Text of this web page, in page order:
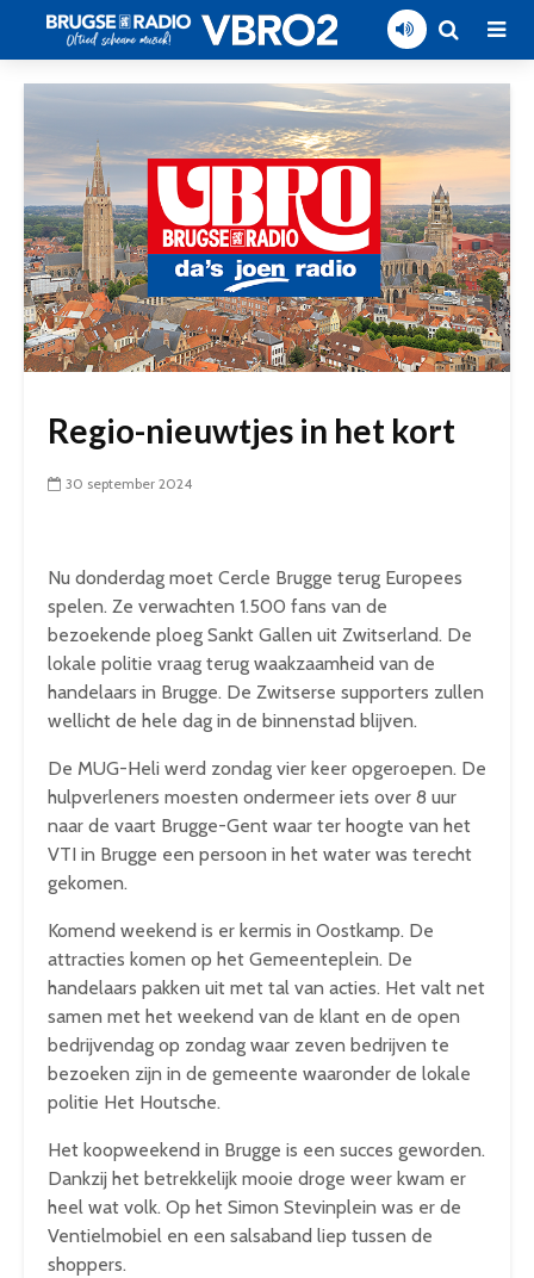
Regio-nieuwtjes in het kort
30 september 2024
Nu donderdag moet Cercle Brugge terug Europees
spelen. Ze verwachten 1.500 fans van de
bezoekende ploeg Sankt Gallen uit Zwitserland. De
lokale politie vraag terug waakzaamheid van de
handelaars in Brugge. De Zwitserse supporters zullen
wellicht de hele dag in de binnenstad blijven.
De MUG-Heli werd zondag vier keer opgeroepen. De
hulpverleners moesten ondermeer iets over 8 uur
naar de vaart Brugge-Gent waar ter hoogte van het
VTI in Brugge een persoon in het water was terecht
gekomen.
Komend weekend is er kermis in Oostkamp. De
attracties komen op het Gemeenteplein. De
handelaars pakken uit met tal van acties. Het valt net
samen met het weekend van de klant en de open
bedrijvendag op zondag waar zeven bedrijven te
bezoeken zijn in de gemeente waaronder de lokale
politie Het Houtsche.
Het koopweekend in Brugge is een succes geworden.
Dankzij het betrekkelijk mooie droge weer kwam er
heel wat volk. Op het Simon Stevinplein was er de
Ventielmobiel en een salsaband liep tussen de
shoppers.